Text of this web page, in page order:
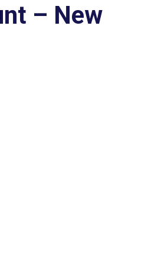
– New